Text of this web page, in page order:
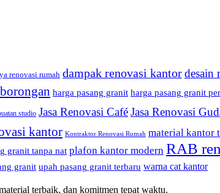
renovasi rumah dampak renovasi kantordesain
harga pasang granit harga pasang granit
studio Jasa Renovasi CaféJasa Renovasi
kantor Kontraktor Renovasi Rumah material kantor
granit tanpa nat plafon kantor modern RAB
granit upah pasang granit terbaru warna cat kantor
terbaik, dan komitmen tepat waktu.